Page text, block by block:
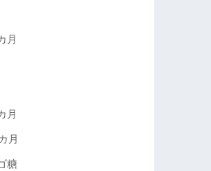
月
月
月
糖